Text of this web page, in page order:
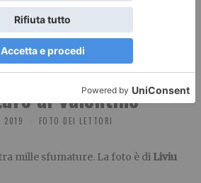
al Valentino
2019 FOTO DEI LETTORI
mille sfumature. La foto è di Liviu